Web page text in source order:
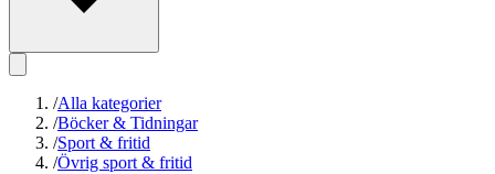
/Alla kategorier
/Böcker & Tidningar
/Sport & fritid
/Övrig sport & fritid